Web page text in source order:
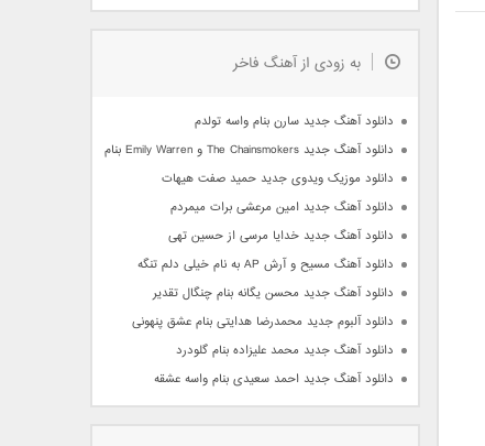
به زودی از آهنگ فاخر
دانلود آهنگ جدید سارن بنام واسه تولدم
دانلود آهنگ جدید The Chainsmokers و Emily Warren بنام Side Effects
دانلود موزیک ویدوی جدید حمید صفت هیهات
دانلود آهنگ جدید امین مرعشی برات میمردم
دانلود آهنگ جدید خدایا مرسی از حسین تهی
دانلود آهنگ مسیح و آرش AP به نام خیلی دلم تنگه
دانلود آهنگ جدید محسن یگانه بنام چنگال تقدیر
دانلود آلبوم جدید محمدرضا هدایتی بنام عشق پنهونی
دانلود آهنگ جدید محمد علیزاده بنام گلودرد
دانلود آهنگ جدید احمد سعیدی بنام واسه عشقه